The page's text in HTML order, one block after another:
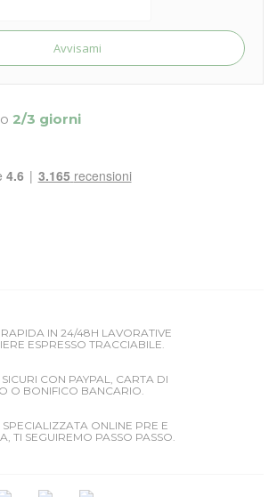
Avvisami
2/3 giorni
IN 24/48H LAVORATIVE
ESPRESSO TRACCIABILE.
CON PAYPAL, CARTA DI
O BONIFICO BANCARIO.
SPECIALIZZATA ONLINE PRE E
TI SEGUIREMO PASSO PASSO.